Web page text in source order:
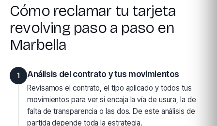
Cómo reclamar tu tarjeta
revolving paso a paso en
Marbella
1 Análisis del contrato y tus movimientos
Revisamos el contrato, el tipo aplicado y todos tus
movimientos para ver si encaja la vía de usura, la de
falta de transparencia o las dos. De este análisis de
partida depende toda la estrategia.